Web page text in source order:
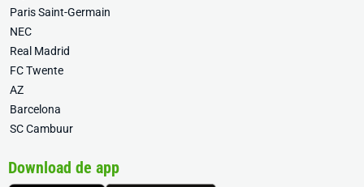
Paris Saint-Germain
NEC
Real Madrid
FC Twente
AZ
Barcelona
SC Cambuur
Download de app